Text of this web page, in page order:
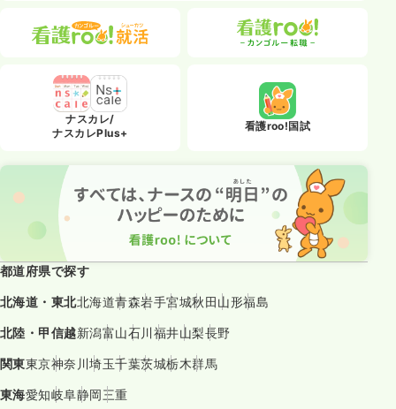
ナスカレ/
ナスカレPlus+
看護roo!国試
都道府県で探す
北海道・東北北海道青森岩手宮城秋田山形福島
北陸・甲信越新潟富山石川福井山梨長野
関東東京神奈川埼玉千葉茨城栃木群馬
東海愛知岐阜静岡三重